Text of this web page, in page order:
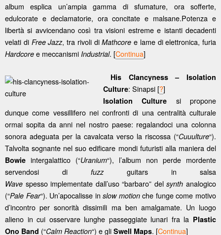
album esplica un’ampia gamma di sfumature, ora sofferte,
edulcorate e declamatorie, ora concitate e malsane.Potenza e
libertà si avvicendano così tra visioni estreme e istanti decadenti
velati di Free Jazz, tra rivoli diMathcore e lame di elettronica, furia
Hardcore e meccanismi Industrial. [Continua]
His Clancyness – Isolation
Culture: Sinapsi [?]
Isolation Culture si propone
dunque come vessillifero nei confronti di una centralità culturale
ormai sopita da anni nel nostro paese: regalandoci una colonna
sonora adeguata per la cavalcata verso la riscossa (“Cuuulture“).
Talvolta sognante nel suo edificare mondi futuristi alla maniera del
Bowie intergalattico (“Uranium“), l’album non perde mordente
servendosi di fuzzguitars in salsa
Wave spesso implementate dall’uso “barbaro” delsynth analogico
(“Pale Fear“). Un’apocalisse inslow motionche funge come motivo
d’incontro per sonorità dissimili ma ben amalgamate. Un luogo
alieno in cui osservare lunghe passeggiate lunari fra la Plastic
Ono Band (“Calm Reaction“) e gli Swell Maps. [Continua]